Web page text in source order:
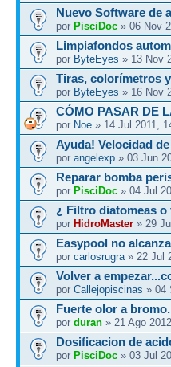
Nuevo Software de
por PisciDoc » 06 Nov
Limpiafondos
por ByteEyes » 13 Nov
Tiras, colorímetros
por ByteEyes » 16 Nov
CÓMO PASAR DE
por Noe » 14 Jul 2011,
Ayuda! Velocidad
por angelexp » 03 Jun
Reparar bomba
por PisciDoc » 04 Jul
¿ Filtro diatomeas
por HidroMaster » 29
Easypool no
por carlosrugra» 22 Jul
Volver a
por Callejopiscinas » 04
Fuerte olor a bromo.
por duran » 21 Ago
Dosificacion de
por PisciDoc » 03 Jul